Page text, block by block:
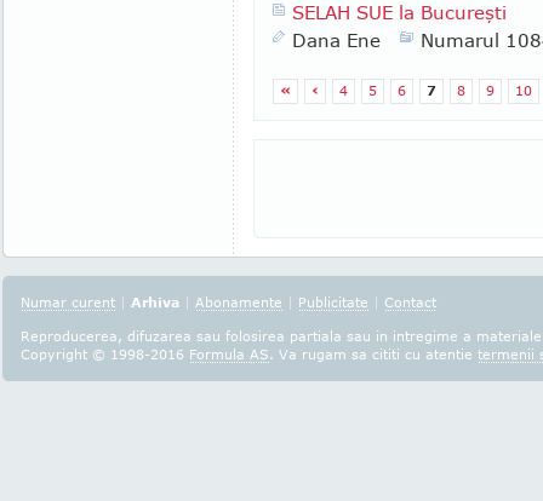
SELAH SUE la Bucureşti
Dana Ene
Numarul
« ‹ 4 5 6 7 8 9 10
Numar curent | Arhiva | Abonamente | Publicitate | Contact
Reproducerea, difuzarea sau folosirea partiala sau in intregime a
Copyright © 1998-2016 Formula AS. Va rugam sa cititi cu atentie termenii